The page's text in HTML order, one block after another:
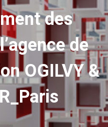
des
de
OGILVY &